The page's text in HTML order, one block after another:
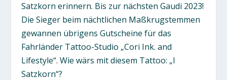
Satzkorn erinnern. Bis zur nächsten Gaudi 2023!
Die Sieger beim nächtlichen Maßkrugstemmen
gewannen übrigens Gutscheine für das
Fahrländer Tattoo-Studio „Cori Ink. and
Lifestyle“. Wie wärs mit diesem Tattoo: „I
Satzkorn“?